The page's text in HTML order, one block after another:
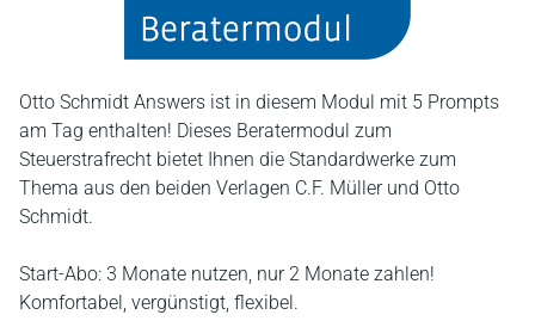
Otto Schmidt Answers ist in diesem Modul mit 5 Prompts
am Tag enthalten! Dieses Beratermodul zum
Steuerstrafrecht bietet Ihnen die Standardwerke zum
Thema aus den beiden Verlagen C.F. Müller und Otto
Schmidt.
Start-Abo: 3 Monate nutzen, nur 2 Monate zahlen!
Komfortabel, vergünstigt, flexibel.